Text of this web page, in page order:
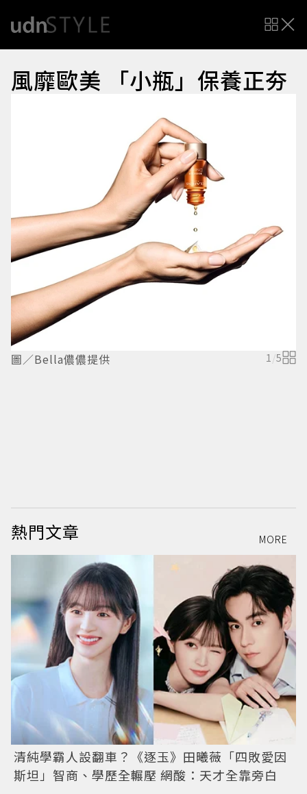
風靡歐美 「小瓶」保養正夯
圖／Bella儂儂提供 1/5
熱門文章 MORE
清純學霸人設翻車？《逐玉》田曦薇「四敗愛因
斯坦」智商、學歷全輾壓 網酸：天才全靠旁白